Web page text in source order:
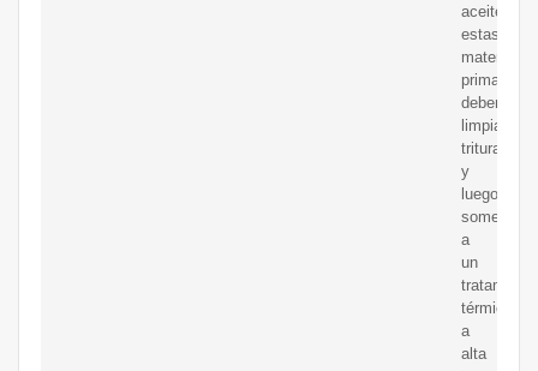
aceite,
estas
materias
primas
deben
limpiarse,
triturarse
y
luego
someterse
a
un
tratamiento
térmico
a
alta